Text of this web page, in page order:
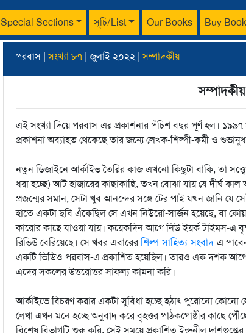
Special Sections সূচি/List Our Books Buy
পরবাস |সংখ্যা ৮৭ | জুলাই ২০২২ |সম্পাদকীয়
সম্পাদকীয়
এই সংখ্যা দিয়ে পরবাস-এর প্রকাশনার পঁচিশ বছর পূর্ণ হল।
প্রকাশনা অব্যাহত থেকেছে তার জন্যে লেখক-শিল্পী-কর্মী ও
নতুন ডিজাইনে আর্কাইভ তৈরির কাজ এখনো কিছুটা বাকি, তা
ধরা হচ্ছে) আট হাজারের কাছাকাছি, তখন বোঝা যায় যে দীর্ঘ
প্রজন্মের সমান, সেটা খুব আনন্দের সঙ্গে টের পাই যখন জানি যে
হাতে একটা ছবি এঁকেছিল সে এখন নিউরো-সার্জন হয়েছে, বা
কারোর কাছে যাওয়া যায়। কয়েকদিন আগে নিউ ইয়র্ক টাইমস-এ
রিভিউ বেরিয়েছে। সে খবর এবারেরশিল্প-সাহিত্য-সংবাদ-এ
একটি ভিডিও পরবাস-এ প্রকাশিত হয়েছিল। তারও এক দশক
এদের সকলের উত্তরোত্তর সাফল্য কামনা করি।
আর্কাইভে বিচরণ করার একটা সুবিধা হচ্ছে হঠাৎ পুরোনো
লেখা এখন মনে হচ্ছে অনুবাদ করে বৃহত্তর পাঠকগোষ্ঠীর কাছে
বিশেষ বিভাগটি শুরু করি, সেই সময়ে প্রকাশিত ইন্দ্রনীল দাশগুপ্তের